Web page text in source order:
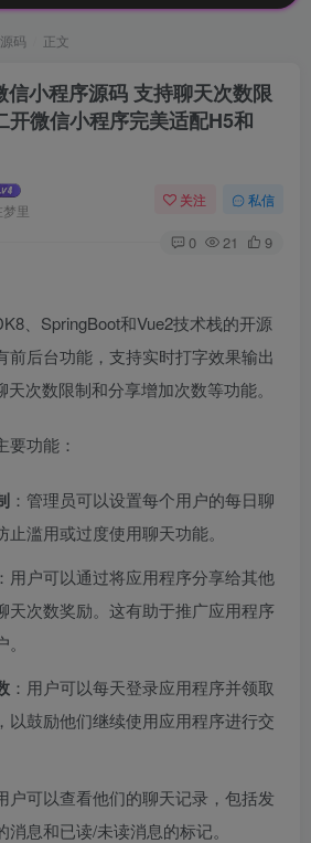
码 正文
小程序源码 支持聊天次数限
开微信小程序完美适配H5和
里
关注 私信
0 21 9
、SpringBoot和Vue2技术栈的开源
前后台功能，支持实时打字效果输出
次数限制和分享增加次数等功能。
要功能：
：管理员可以设置每个用户的每日聊
滥用或过度使用聊天功能。
：用户可以通过将应用程序分享给其他
天次数奖励。这有助于推广应用程序
：用户可以每天登录应用程序并领取
以鼓励他们继续使用应用程序进行交
户可以查看他们的聊天记录，包括发
息和已读/未读消息的标记。